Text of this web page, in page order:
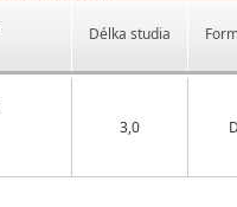
Délka studia
3,0